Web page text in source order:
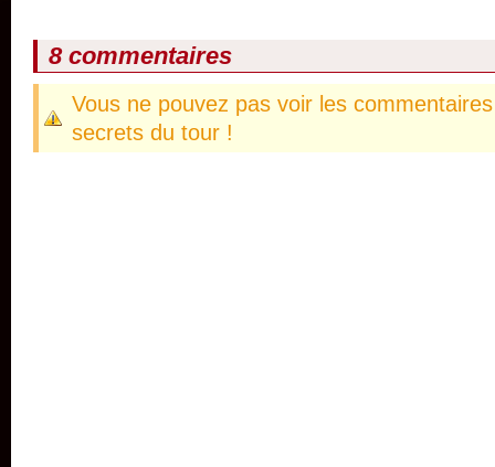
8 commentaires
Vous ne pouvez pas voir les
secrets du tour !